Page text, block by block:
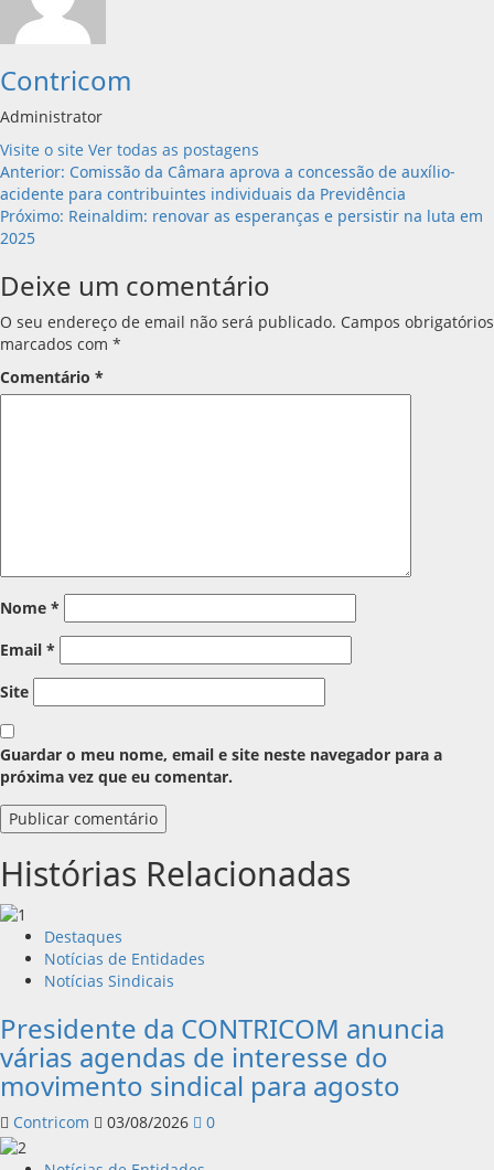
Contricom
Administrator
Visite o site Ver todas as postagens
Navegação
de
artigos
Anterior: Comissão da Câmara aprova a concessão de auxílio-
acidente para contribuintes individuais da Previdência
Próximo: Reinaldim: renovar as esperanças e persistir na luta em
2025
Deixe um comentário
O seu endereço de email não será publicado. Campos obrigatórios
marcados com *
Comentário *
Nome *
Email *
Site
Guardar o meu nome, email e site neste navegador para a
próxima vez que eu comentar.
Histórias Relacionadas
Destaques
Notícias de Entidades
Notícias Sindicais
Presidente da CONTRICOM anuncia
várias agendas de interesse do
movimento sindical para agosto
Contricom 03/08/2026 0